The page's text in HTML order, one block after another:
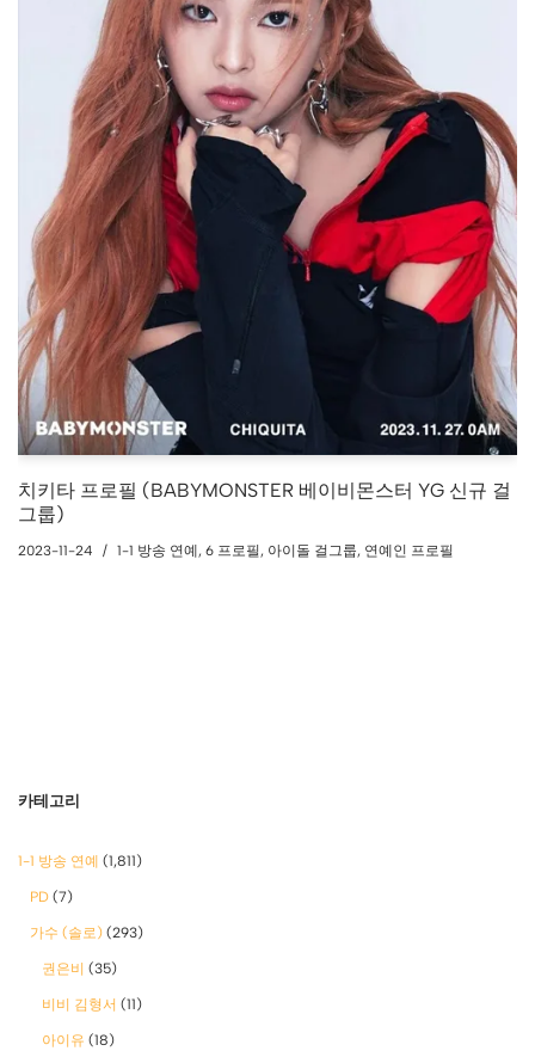
치키타 프로필 (BABYMONSTER 베이비몬스터 YG 신규 걸
그룹)
2023-11-24 1-1 방송 연예, 6 프로필, 아이돌 걸그룹, 연예인 프로필
카테고리
1-1 방송 연예 (1,811)
PD (7)
가수 (솔로) (293)
권은비 (35)
비비 김형서 (11)
아이유 (18)